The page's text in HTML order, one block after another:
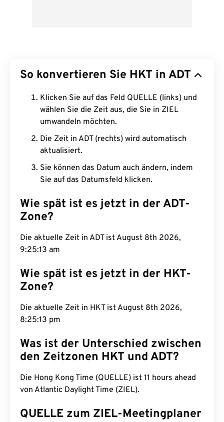
So konvertieren Sie HKT in ADT
Klicken Sie auf das Feld QUELLE (links) und
wählen Sie die Zeit aus, die Sie in ZIEL
umwandeln möchten.
Die Zeit in ADT (rechts) wird automatisch
aktualisiert.
Sie können das Datum auch ändern, indem
Sie auf das Datumsfeld klicken.
Wie spät ist es jetzt in der ADT-
Zone?
Die aktuelle Zeit in ADT ist August 8th 2026,
9:25:14 am
Wie spät ist es jetzt in der HKT-
Zone?
Die aktuelle Zeit in HKT ist August 8th 2026,
8:25:14 pm
Was ist der Unterschied zwischen
den Zeitzonen HKT und ADT?
Die Hong Kong Time (QUELLE) ist 11 hours ahead
von Atlantic Daylight Time (ZIEL).
QUELLE zum ZIEL-Meetingplaner